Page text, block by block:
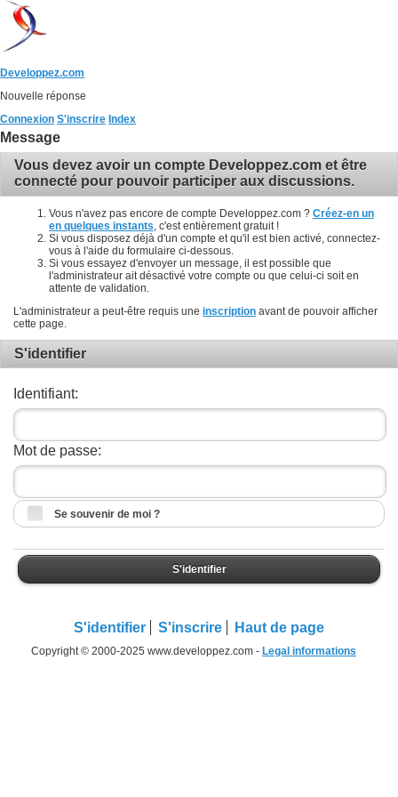
Developpez.com
Nouvelle réponse
Connexion S'inscrire Index
Message
Vous devez avoir un compte Developpez.com et être
connecté pour pouvoir participer aux discussions.
Vous n'avez pas encore de compte Developpez.com ? Créez-en un
en quelques instants , c'est entièrement gratuit !
Si vous disposez déjà d'un compte et qu'il est bien activé, connectez-
vous à l'aide du formulaire ci-dessous.
Si vous essayez d'envoyer un message, il est possible que
l'administrateur ait désactivé votre compte ou que celui-ci soit en
attente de validation.
L'administrateur a peut-être requis une inscription avant de pouvoir afficher
cette page.
S'identifier
Identifiant:
Mot de passe:
Se souvenir de moi ?
S'identifier
S'identifier S'inscrire Haut de page
Copyright © 2000-2025 www.developpez.com - Legal informations